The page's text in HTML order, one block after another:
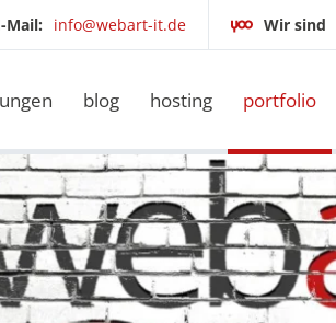
Mail: info@webart-it.de Wir sind
blog hosting portfolio